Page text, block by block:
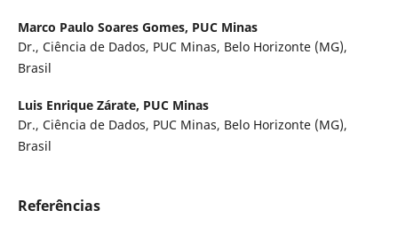
Marco Paulo Soares Gomes, PUC Minas
Dr., Ciência de Dados, PUC Minas, Belo Horizonte (MG),
Brasil
Luis Enrique Zárate, PUC Minas
Dr., Ciência de Dados, PUC Minas, Belo Horizonte (MG),
Brasil
Referências